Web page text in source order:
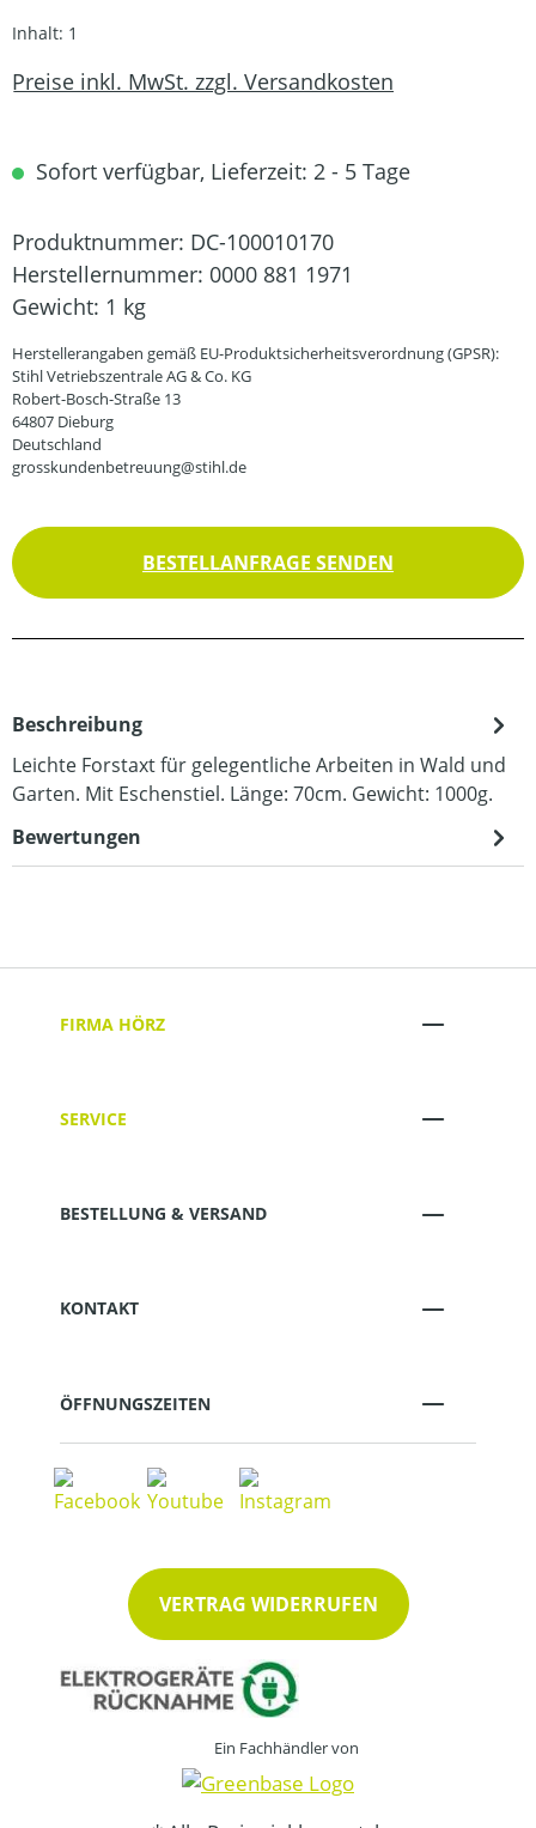
Inhalt: 1
Preise inkl. MwSt. zzgl. Versandkosten
Sofort verfügbar, Lieferzeit: 2 - 5 Tage
Produktnummer: DC-100010170
Herstellernummer: 0000 881 1971
Gewicht: 1 kg
Herstellerangaben gemäß EU-Produktsicherheitsverordnung (GPSR):
Stihl Vetriebszentrale AG & Co. KG
Robert-Bosch-Straße 13
64807 Dieburg
Deutschland
grosskundenbetreuung@stihl.de
BESTELLANFRAGE SENDEN
Beschreibung
Leichte Forstaxt für gelegentliche Arbeiten in Wald und
Garten. Mit Eschenstiel. Länge: 70cm. Gewicht: 1000g.
Bewertungen
FIRMA HÖRZ
SERVICE
BESTELLUNG & VERSAND
KONTAKT
ÖFFNUNGSZEITEN
VERTRAG WIDERRUFEN
Ein Fachhändler von